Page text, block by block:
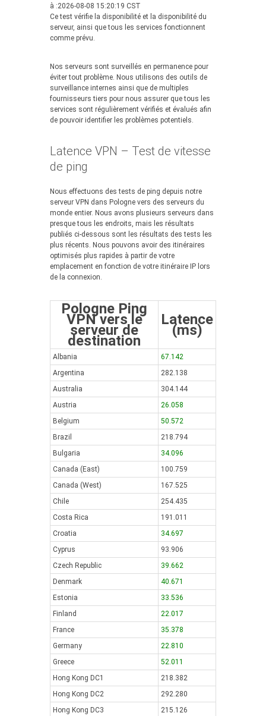
à :2026-08-08 15:20:19 CST
Ce test vérifie la disponibilité et la disponibilité du
serveur, ainsi que tous les services fonctionnent
comme prévu.
Nos serveurs sont surveillés en permanence pour
éviter tout problème. Nous utilisons des outils de
surveillance internes ainsi que de multiples
fournisseurs tiers pour nous assurer que tous les
services sont régulièrement vérifiés et évalués afin
de pouvoir identifier les problèmes potentiels.
Latence VPN – Test de vitesse
de ping
Nous effectuons des tests de ping depuis notre
serveur VPN dans Pologne vers des serveurs du
monde entier. Nous avons plusieurs serveurs dans
presque tous les endroits, mais les résultats
publiés ci-dessous sont les résultats des tests les
plus récents. Nous pouvons avoir des itinéraires
optimisés plus rapides à partir de votre
emplacement en fonction de votre itinéraire IP lors
de la connexion.
Pologne Ping
VPN vers le
serveur de
destination
Latence
(ms)
Albania
67.142
Argentina
282.138
Australia
304.144
Austria
26.058
Belgium
50.572
Brazil
218.794
Bulgaria
34.096
Canada (East)
100.759
Canada (West)
167.525
Chile
254.435
Costa Rica
191.011
Croatia
34.697
Cyprus
93.906
Czech Republic
39.662
Denmark
40.671
Estonia
33.536
Finland
22.017
France
35.378
Germany
22.810
Greece
52.011
Hong Kong DC1
218.382
Hong Kong DC2
292.280
Hong Kong DC3
215.126